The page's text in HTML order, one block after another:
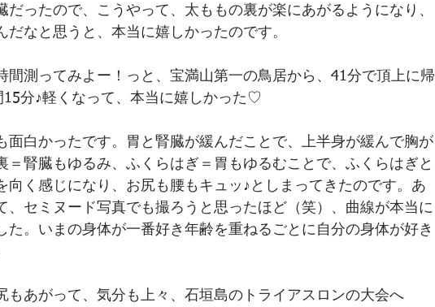
だったので、こうやって、太ももの裏が楽にあがるようになり、
なと思うと、本当に嬉しかったのです。
間測ってみよー！っと、宝満山第一の鳥居から、41分で頂上に帰
15分♪軽くなって、本当に嬉しかった♡
面白かったです。胃と腎臓が緩んだことで、上半身が緩んで胸が
＝腎臓もゆるみ、ふくらはぎ＝胃もゆるむことで、ふくらはぎと
向く感じになり、お尻も腰もキュッ♪としまってきたのです。あ
、セミヌード写真でも撮ろうと思ったほど（笑）、曲線が本当に
た。いまの身体が一番好き年齢を重ねるごとに自分の身体が好き
もあがって、気分も上々、石垣島のトライアスロンの大会へ